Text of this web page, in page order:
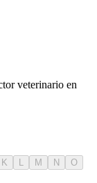
veterinario en
K L M N
O